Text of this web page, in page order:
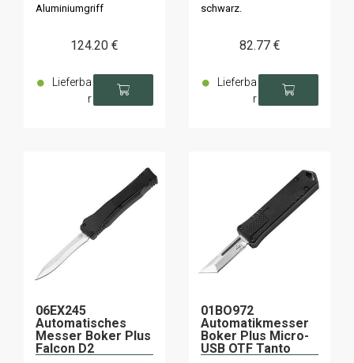
Aluminiumgriff
124.20 €
Lieferba
r
schwarz.
82.77 €
Lieferba
r
06EX245
Automatisches
Messer Boker Plus
Falcon D2
01BO972
Automatikmesser
Boker Plus Micro-
USB OTF Tanto